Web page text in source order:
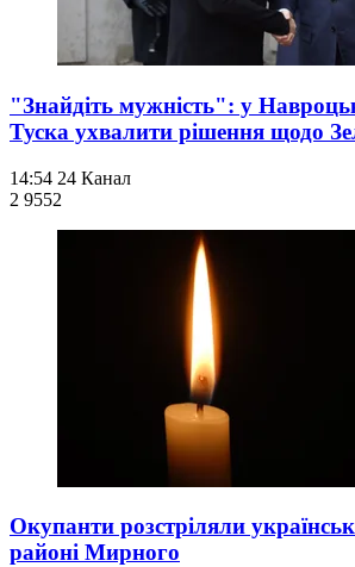
"Знайдіть мужність": у
Туска ухвалити рішення щодо
14:54 24 Канал
2 9552
Окупанти розстріляли
районі Мирного